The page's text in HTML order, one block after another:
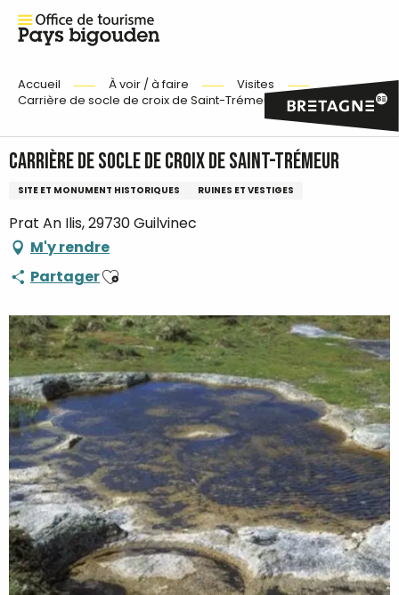
Accueil À voir / à faire
Visites
Carrière de socle de croix de Saint-Trémeur
Carrière de socle de croix de Saint-Trémeur
SITE ET MONUMENT HISTORIQUES RUINES ET VESTIGES
Prat An Ilis, 29730 Guilvinec
M'y rendre
PartagerAjouter aux favoris